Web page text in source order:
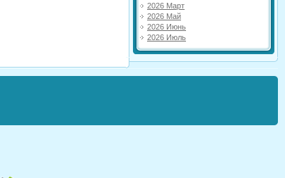
2026 Март
2026 Май
2026 Июнь
2026 Июль